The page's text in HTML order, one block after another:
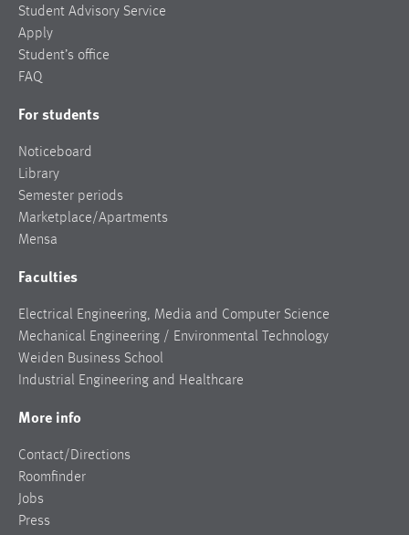
Student Advisory Service
Apply
Student’s office
FAQ
For students
Noticeboard
Library
Semester periods
Marketplace/Apartments
Mensa
Faculties
Electrical Engineering, Media and Computer Science
Mechanical Engineering / Environmental Technology
Weiden Business School
Industrial Engineering and Healthcare
More info
Contact/Directions
Roomfinder
Jobs
Press